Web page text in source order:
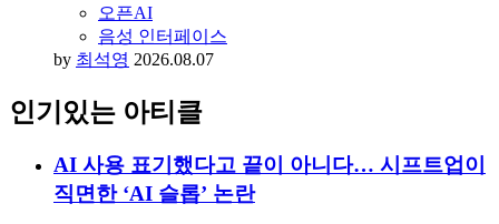
오픈AI
음성 인터페이스
by 최석영 2026.08.07
인기있는 아티클
AI 사용 표기했다고 끝이 아니다… 시프트업이
직면한 ‘AI 슬롭’ 논란